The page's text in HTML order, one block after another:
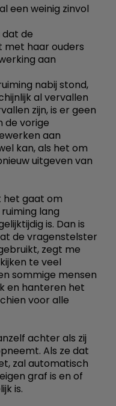
een weinig zinvol
dat de
haar ouders
aan
nabij stond,
al vervallen
zijn, is er geen
de vorige
aan
kan, als het om
uitgeven van
het gaat om
lang
is. Dan is
de vragenstelster
zegt me
te veel
sommige mensen
en hanteren het
voor alle
achter als zij
Als ze dat
zal automatisch
graf is en of
is.